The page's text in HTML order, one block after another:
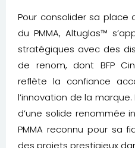
Pour consolider sa
du PMMA, Altuglas™
stratégiques avec des
de renom, dont BFP
reflète la confiance
l’innovation de la
d’une solide renommée
PMMA reconnu pour sa
des projets prestigieux